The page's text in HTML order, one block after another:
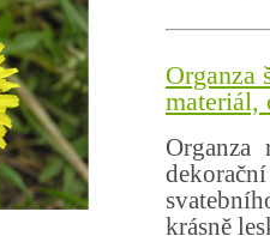
Organza
materiál,
krásně